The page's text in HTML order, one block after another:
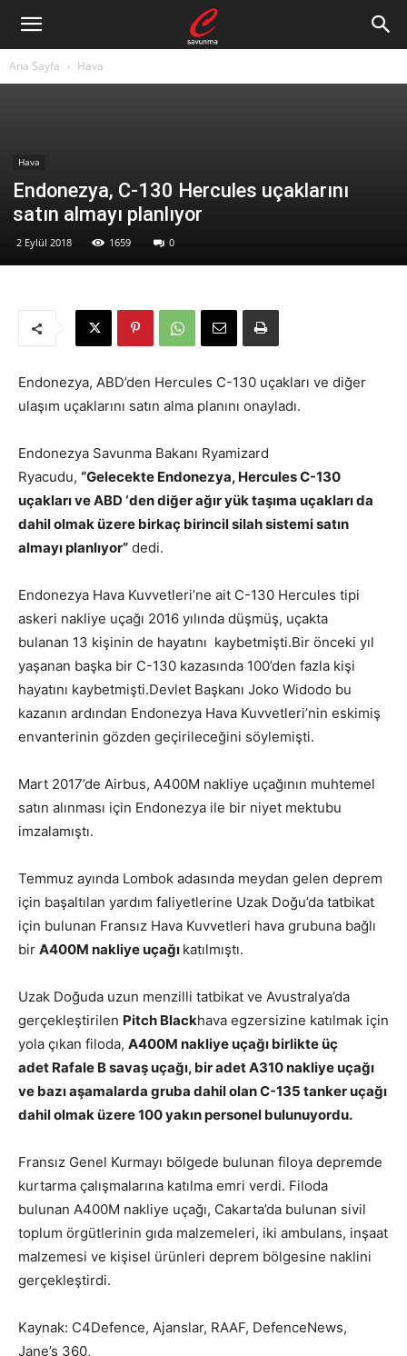
Ana Sayfa Hava
Hava
Endonezya, C-130 Hercules uçaklarını
satın almayı planlıyor
2 Eylül 2018 1659 0
Endonezya, ABD’den Hercules C-130 uçakları ve diğer
ulaşım uçaklarını satın alma planını onayladı.
Endonezya Savunma Bakanı Ryamizard
Ryacudu, “Gelecekte Endonezya, Hercules C-130
uçakları ve ABD ‘den diğer ağır yük taşıma uçakları da
dahil olmak üzere birkaç birincil silah sistemi satın
almayı planlıyor” dedi.
Endonezya Hava Kuvvetleri’ne ait C-130 Hercules tipi
askeri nakliye uçağı 2016 yılında düşmüş, uçakta
bulanan 13 kişinin de hayatını kaybetmişti.Bir önceki yıl
yaşanan başka bir C-130 kazasında 100’den fazla kişi
hayatını kaybetmişti.Devlet Başkanı Joko Widodo bu
kazanın ardından Endonezya Hava Kuvvetleri’nin eskimiş
envanterinin gözden geçirileceğini söylemişti.
Mart 2017’de Airbus, A400M nakliye uçağının muhtemel
satın alınması için Endonezya ile bir niyet mektubu
imzalamıştı.
Temmuz ayında Lombok adasında meydan gelen deprem
için başaltılan yardım faliyetlerine Uzak Doğu’da tatbikat
için bulunan Fransız Hava Kuvvetleri hava grubuna bağlı
bir A400M nakliye uçağı katılmıştı.
Uzak Doğuda uzun menzilli tatbikat ve Avustralya’da
gerçekleştirilen Pitch Blackhava egzersizine katılmak için
yola çıkan filoda, A400M nakliye uçağı birlikte üç
adet Rafale B savaş uçağı, bir adet A310 nakliye uçağı
ve bazı aşamalarda gruba dahil olan C-135 tanker uçağı
dahil olmak üzere 100 yakın personel bulunuyordu.
Fransız Genel Kurmayı bölgede bulunan filoya depremde
kurtarma çalışmalarına katılma emri verdi. Filoda
bulunan A400M nakliye uçağı, Cakarta’da bulunan sivil
toplum örgütlerinin gıda malzemeleri, iki ambulans, inşaat
malzemesi ve kişisel ürünleri deprem bölgesine naklini
gerçekleştirdi.
Kaynak: C4Defence, Ajanslar, RAAF, DefenceNews,
Jane’s 360,